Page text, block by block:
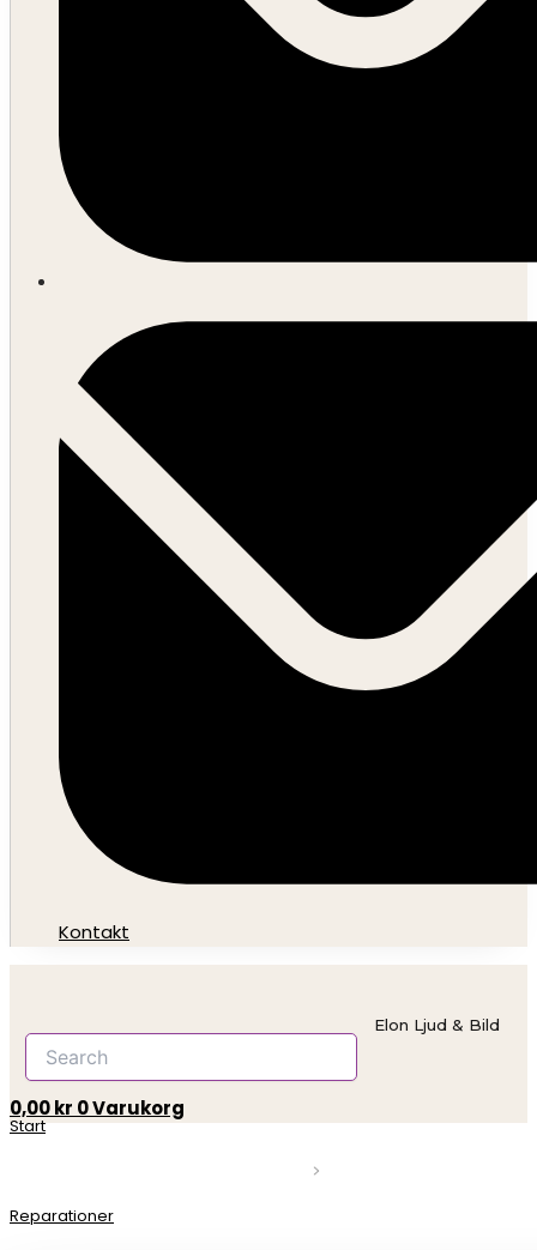
Kontakt
Elon Ljud & Bild
0,00kr 0Varukorg
Start
Reparationer